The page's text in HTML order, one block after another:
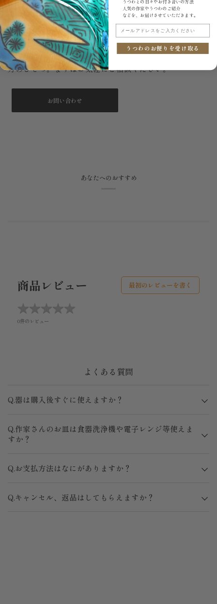
もし、いつか割れてしまっても。
大切に使っていても、器はいつか欠けたり割れたりするこ
とがあります。うつわ御結では金継ぎのご相談を承ってい
ます。直しながら長く使い続けることも、器との付き合い
方のひとつ。まずはお気軽にご相談ください。
お問い合わせ
あなたへのおすすめ
商品レビュー 最初のレビューを書く
★★★★★
★★★★★
0件のレビュー
よくある質問
Q.器は購入後すぐに使えますか？
Q.作家さんのお皿は食器洗浄機や電子レンジ等使えま
すか？
Q.お支払方法はなにがありますか？
Q.キャンセル、返品はしてもらえますか？
人気の作家やうつわのご紹介
などを、お届けさせていただきます。
メールアドレスをご入力ください
うつわのお便りを受け取る